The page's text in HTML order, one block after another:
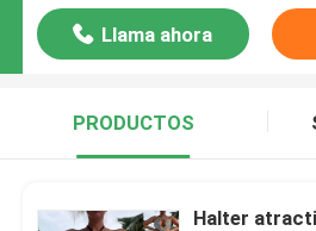
Llama ahora
PRODUCTOS
Halter